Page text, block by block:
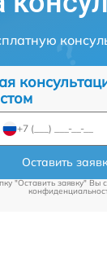
Оставить
"Оставить заявку" Вы